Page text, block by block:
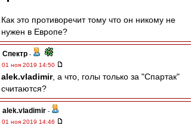
Как это противоречит тому что он никому не
нужен в Европе?
Спектр -
01 ноя 2019 14:50
alek.vladimir, а что, голы только за "Спартак"
считаются?
alek.vladimir -
01 ноя 2019 14:46